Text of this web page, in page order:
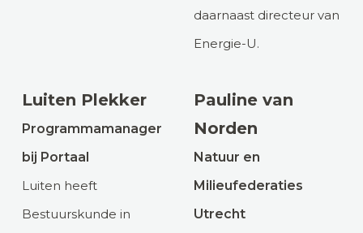
daarnaast directeur van
Energie-U.
Luiten Plekker
Programmamanager
bij Portaal
Luiten heeft
Bestuurskunde in
Pauline van
Norden
Natuur en
Milieufederaties
Utrecht